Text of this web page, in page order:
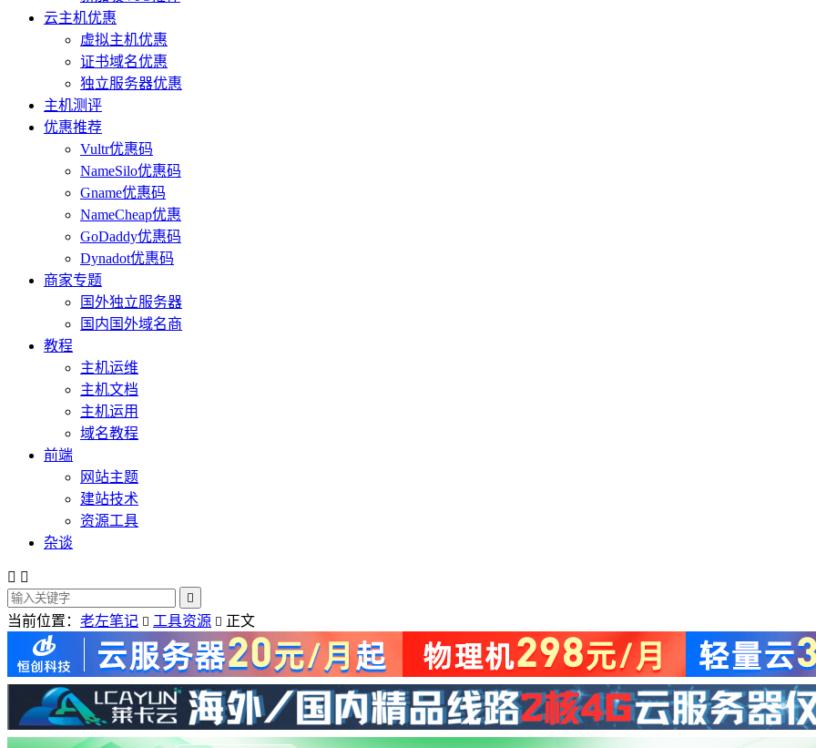
云主机优惠
虚拟主机优惠
证书域名优惠
独立服务器优惠
主机测评
优惠推荐
Vultr优惠码
NameSilo优惠码
Gname优惠码
NameCheap优惠
GoDaddy优惠码
Dynadot优惠码
商家专题
国外独立服务器
国内国外域名商
教程
主机运维
主机文档
主机运用
域名教程
前端
网站主题
建站技术
资源工具
杂谈
 

当前位置： 老左笔记  工具资源  正文